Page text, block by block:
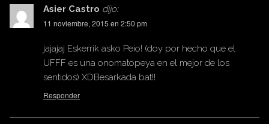
Asier Castro dijo:
11 noviembre, 2015 en 2:50 pm
jajajaj Eskerrik asko Peio! (doy por hecho que el
UFFF es una onomatopeya en el mejor de los
sentidos) XDBesarkada bat!!
Responder